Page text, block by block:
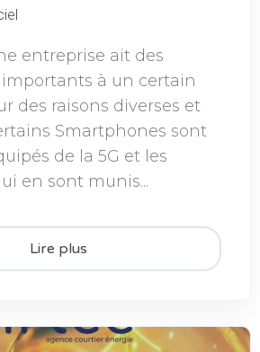
entreprise ait des
à un certain
des raisons diverses et
Smartphones sont
de la 5G et les
en sont munis...
Lire plus